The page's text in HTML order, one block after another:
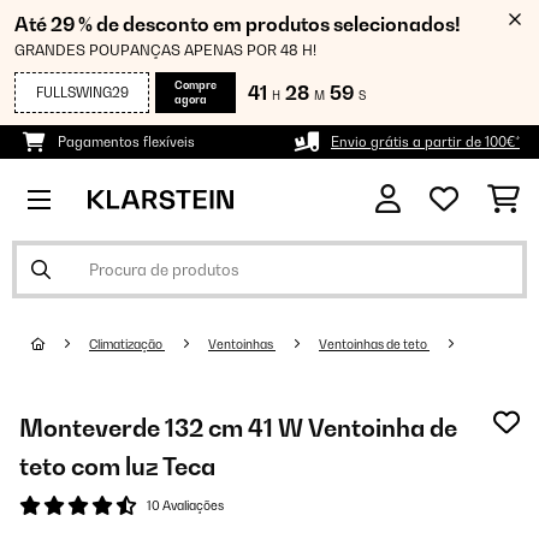
Até 29 % de desconto em produtos selecionados!
GRANDES POUPANÇAS APENAS POR 48 H!
FULLSWING29
Compre
agora
41 H 28 M 59 S
Pagamentos flexíveis Envio grátis a partir de 100€*
Climatização Ventoinhas Ventoinhas de teto
Monteverde 132 cm 41 W Ventoinha de
teto com luz Teca
10 Avaliações